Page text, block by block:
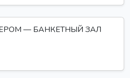
— БАНКЕТНЫЙ ЗАЛ